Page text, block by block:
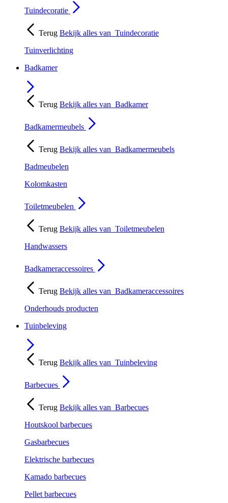
Tuindecoratie
Terug Bekijk alles van Tuindecoratie
Tuinverlichting
Badkamer
Terug Bekijk alles van Badkamer
Badkamermeubels
Terug Bekijk alles van Badkamermeubels
Badmeubelen
Kolomkasten
Toiletmeubelen
Terug Bekijk alles van Toiletmeubelen
Handwassers
Badkameraccessoires
Terug Bekijk alles van Badkameraccessoires
Onderhouds producten
Tuinbeleving
Terug Bekijk alles van Tuinbeleving
Barbecues
Terug Bekijk alles van Barbecues
Houtskool barbecues
Gasbarbecues
Elektrische barbecues
Kamado barbecues
Pellet barbecues